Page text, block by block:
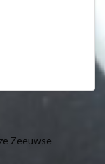
Zeeuwse